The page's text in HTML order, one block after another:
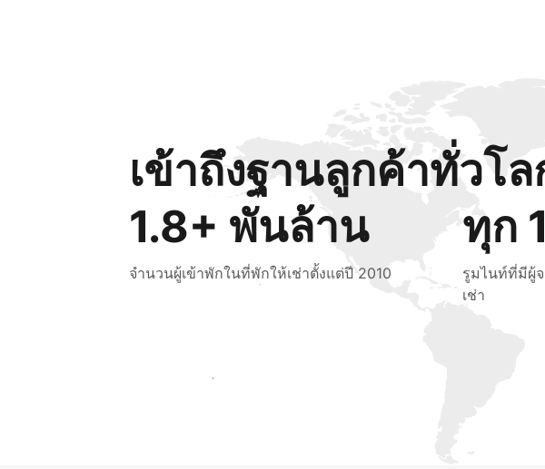
เข้าถึงฐานลูกค้าทั่วโล
1.8+ พันล้าน
จำนวนผู้เข้าพักในที่พักให้เช่าตั้งแต่ปี 2010
ทุก
รูมไนท์ที่มีผู้
เช่า
เข้าถึงลูกค้าใหม่ ๆ ตั้งแต่วันนี้